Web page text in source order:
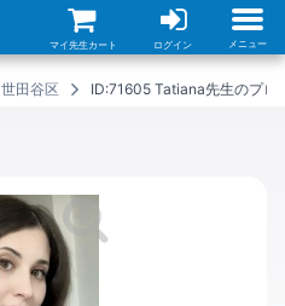
マイ先生カート ログイン メニュー
世田谷区 ID:71605 Tatiana先生のプロ